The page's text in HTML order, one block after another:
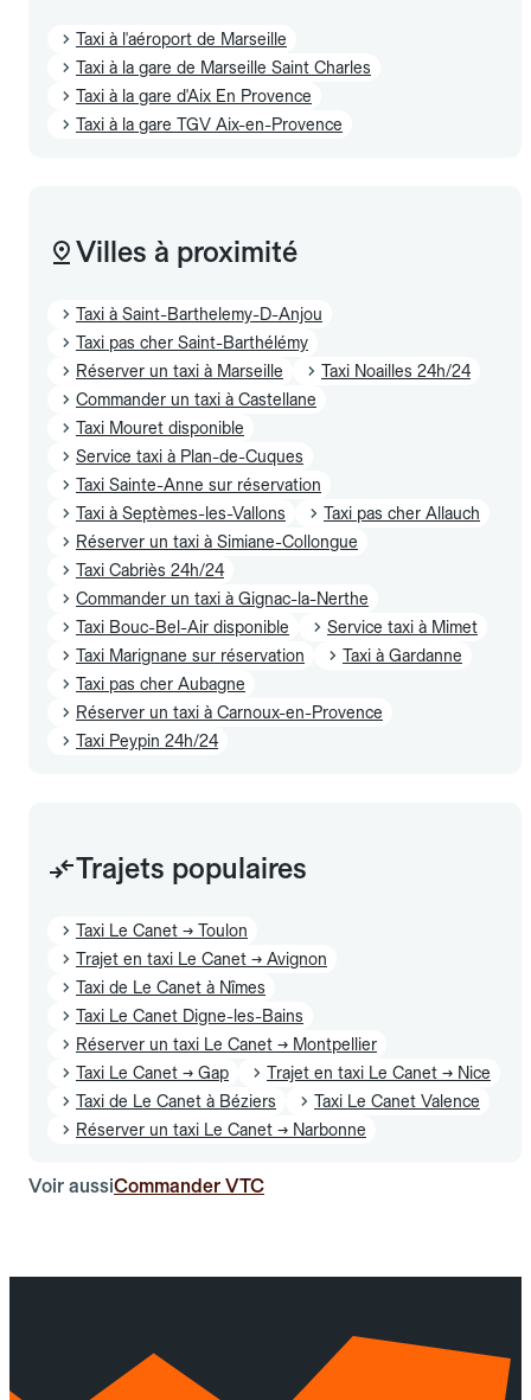
Taxi à l'aéroport de Marseille
Taxi à la gare de Marseille Saint Charles
Taxi à la gare d'Aix En Provence
Taxi à la gare TGV Aix-en-Provence
Villes à proximité
Taxi à Saint-Barthelemy-D-Anjou
Taxi pas cher Saint-Barthélémy
Réserver un taxi à Marseille
Taxi Noailles 24h/24
Commander un taxi à Castellane
Taxi Mouret disponible
Service taxi à Plan-de-Cuques
Taxi Sainte-Anne sur réservation
Taxi à Septèmes-les-Vallons
Taxi pas cher Allauch
Réserver un taxi à Simiane-Collongue
Taxi Cabriès 24h/24
Commander un taxi à Gignac-la-Nerthe
Taxi Bouc-Bel-Air disponible
Service taxi à Mimet
Taxi Marignane sur réservation
Taxi à Gardanne
Taxi pas cher Aubagne
Réserver un taxi à Carnoux-en-Provence
Taxi Peypin 24h/24
Trajets populaires
Taxi Le Canet → Toulon
Trajet en taxi Le Canet → Avignon
Taxi de Le Canet à Nîmes
Taxi Le Canet Digne-les-Bains
Réserver un taxi Le Canet → Montpellier
Taxi Le Canet → Gap
Trajet en taxi Le Canet → Nice
Taxi de Le Canet à Béziers
Taxi Le Canet Valence
Réserver un taxi Le Canet → Narbonne
Voir aussiCommander VTC